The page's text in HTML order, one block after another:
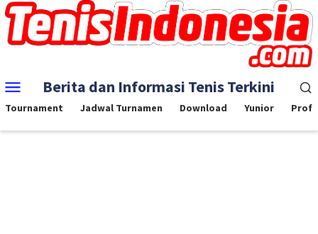
Skip
to
content
Mobile
Menu
Berita dan Informasi Tenis Terkini
Tournament Jadwal Turnamen Download Yunior